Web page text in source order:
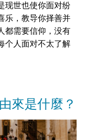
现世也使你面对纷
乐，教导你择善并
都需要信仰，没有
个人面对不太了解
來是什麼？